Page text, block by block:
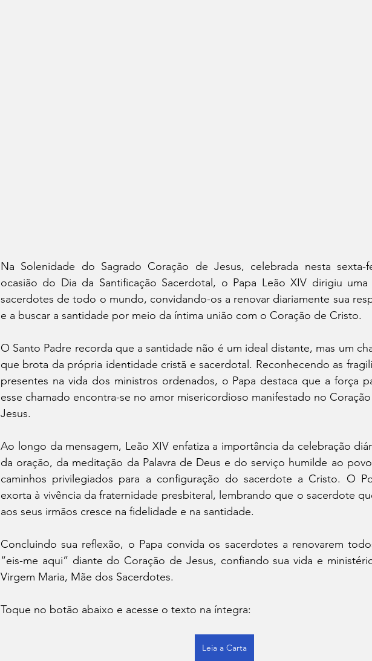
Na Solenidade do Sagrado Coração de Jesus, celebrada nesta sexta-
ocasião do Dia da Santificação Sacerdotal, o Papa Leão XIV dirigiu uma
sacerdotes de todo o mundo, convidando-os a renovar diariamente sua
e a buscar a santidade por meio da íntima união com o Coração de Cristo.
O Santo Padre recorda que a santidade não é um ideal distante, mas um
que brota da própria identidade cristã e sacerdotal. Reconhecendo as
presentes na vida dos ministros ordenados, o Papa destaca que a força
esse chamado encontra-se no amor misericordioso manifestado no
Jesus.
Ao longo da mensagem, Leão XIV enfatiza a importância da celebração
da oração, da meditação da Palavra de Deus e do serviço humilde ao
caminhos privilegiados para a configuração do sacerdote a Cristo. O
exorta à vivência da fraternidade presbiteral, lembrando que o sacerdote
aos seus irmãos cresce na fidelidade e na santidade.
Concluindo sua reflexão, o Papa convida os sacerdotes a renovarem
“eis-me aqui” diante do Coração de Jesus, confiando sua vida e
Virgem Maria, Mãe dos Sacerdotes.
Toque no botão abaixo e acesse o texto na íntegra:
Leia a Carta